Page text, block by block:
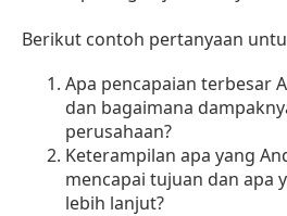
Berikut contoh pertanyaan
Apa pencapaian terbesar
dan bagaimana
perusahaan?
Keterampilan apa yang
mencapai tujuan dan apa
lebih lanjut?